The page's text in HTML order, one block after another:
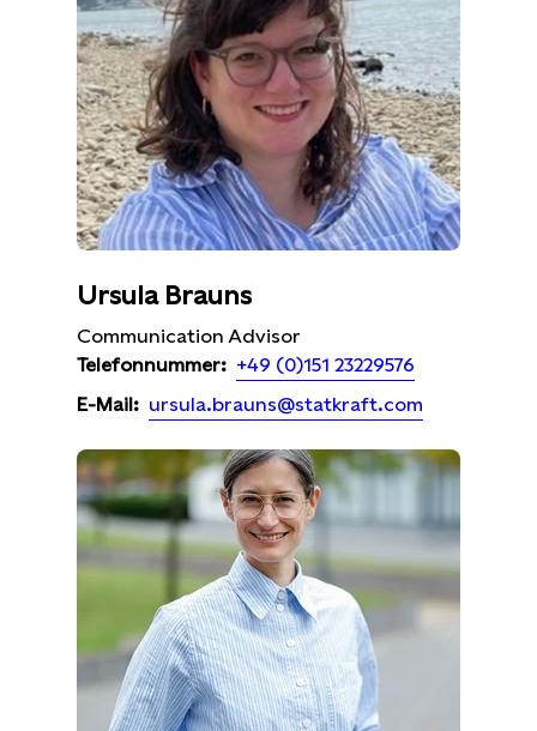
Ursula Brauns
Communication Advisor
Telefonnummer: +49 (0)151 23229576
E-Mail: ursula.brauns@statkraft.com